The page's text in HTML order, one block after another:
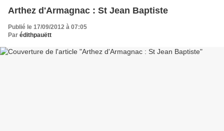
Arthez d'Armagnac : St Jean Baptiste
Publié le 17/09/2012 à 07:05
Par édithpauëtt